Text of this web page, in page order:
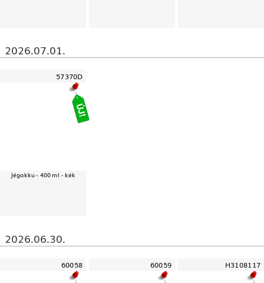
2026.07.01.
57370D
Jégakku - 400 ml - kék
2026.06.30.
60058 60059 H3108117